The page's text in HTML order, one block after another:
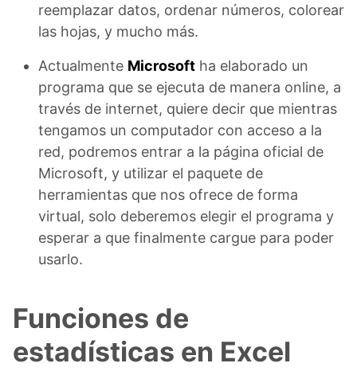
reemplazar datos, ordenar números, colorear
las hojas, y mucho más.
Actualmente Microsoft ha elaborado un
programa que se ejecuta de manera online, a
través de internet, quiere decir que mientras
tengamos un computador con acceso a la
red, podremos entrar a la página oficial de
Microsoft, y utilizar el paquete de
herramientas que nos ofrece de forma
virtual, solo deberemos elegir el programa y
esperar a que finalmente cargue para poder
usarlo.
Funciones de
estadísticas en Excel